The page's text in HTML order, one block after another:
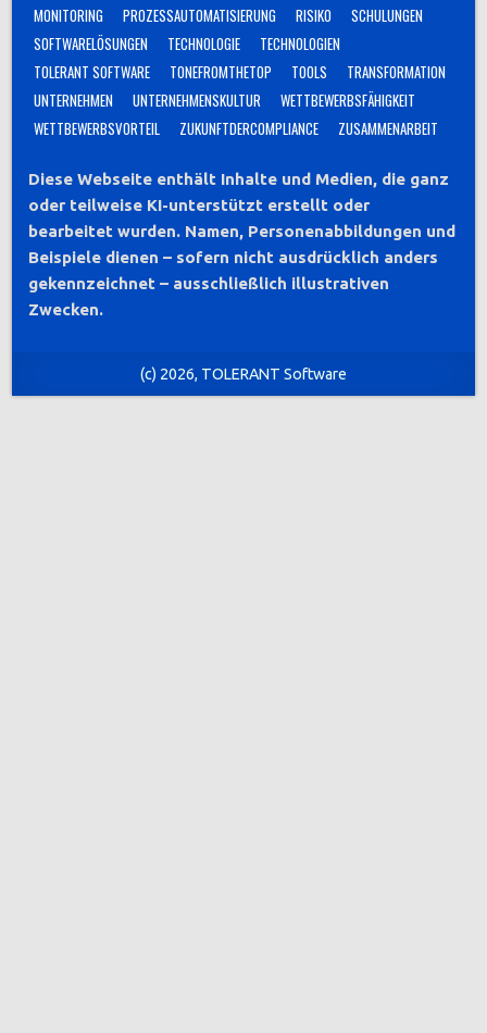
MONITORING
PROZESSAUTOMATISIERUNG RISIKO
SCHULUNGEN
SOFTWARELÖSUNGEN
TECHNOLOGIE
TECHNOLOGIEN
TOLERANT SOFTWARE
TONEFROMTHETOP TOOLS
TRANSFORMATION
UNTERNEHMEN
UNTERNEHMENSKULTUR
WETTBEWERBSFÄHIGKEIT
WETTBEWERBSVORTEIL
ZUKUNFTDERCOMPLIANCE ZUSAMMENARBEIT
Diese Webseite enthält Inhalte und Medien, die ganz
oder teilweise KI-unterstützt erstellt oder
bearbeitet wurden. Namen, Personenabbildungen und
Beispiele dienen – sofern nicht ausdrücklich anders
gekennzeichnet – ausschließlich illustrativen
Zwecken.
(c) 2026, TOLERANT Software